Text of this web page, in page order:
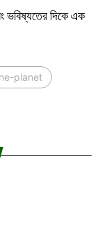
ভবিষ্যতের দিকে এক
planet